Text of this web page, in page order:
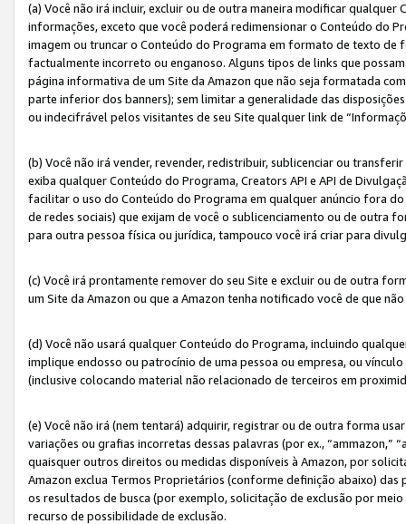
(a) Você não irá incluir, excluir ou de outra maneira modificar
informações, exceto que você poderá redimensionar o Conteúdo do
imagem ou truncar o Conteúdo do Programa em formato de texto
factualmente incorreto ou enganoso. Alguns tipos de links que
página informativa de um Site da Amazon que não seja formatada
parte inferior dos banners); sem limitar a generalidade das
ou indecifrável pelos visitantes de seu Site qualquer link de
(b) Você não irá vender, revender, redistribuir, sublicenciar ou
exiba qualquer Conteúdo do Programa, Creators API e API de
facilitar o uso do Conteúdo do Programa em qualquer anúncio fora
de redes sociais) que exijam de você o sublicenciamento ou de outra
para outra pessoa física ou jurídica, tampouco você irá criar para
(c) Você irá prontamente remover do seu Site e excluir ou de outra
um Site da Amazon ou que a Amazon tenha notificado você de que
(d) Você não usará qualquer Conteúdo do Programa, incluindo
implique endosso ou patrocínio de uma pessoa ou empresa, ou
(inclusive colocando material não relacionado de terceiros em
(e) Você não irá (nem tentará) adquirir, registrar ou de outra forma
variações ou grafias incorretas dessas palavras (por ex., “ammazon,”
quaisquer outros direitos ou medidas disponíveis à Amazon, por
Amazon exclua Termos Proprietários (conforme definição abaixo)
os resultados de busca (por exemplo, solicitação de exclusão por
recurso de possibilidade de exclusão.